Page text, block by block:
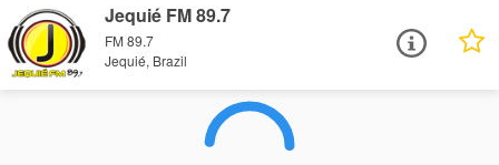
Jequié FM 89.7
FM 89.7
Jequié, Brazil